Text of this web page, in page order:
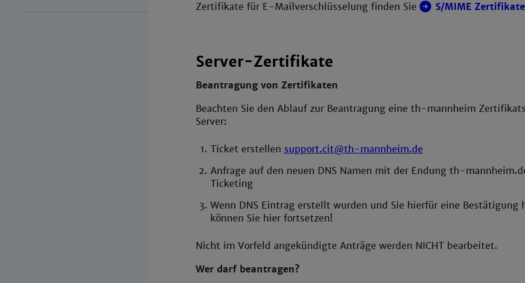
Zertifikate für E-Mailverschlüsselung finden Sie S/MIME Zertifikate
Server-Zertifikate
Beantragung von Zertifikaten
Beachten Sie den Ablauf zur Beantragung eine th-mannheim
Server:
Ticket erstellen support.cit@th-mannheim.de
Anfrage auf den neuen DNS Namen mit der Endung th-
Ticketing
Wenn DNS Eintrag erstellt wurden und Sie hierfür eine Bestätigung
können Sie hier fortsetzen!
Nicht im Vorfeld angekündigte Anträge werden NICHT bearbeitet.
Wer darf beantragen?